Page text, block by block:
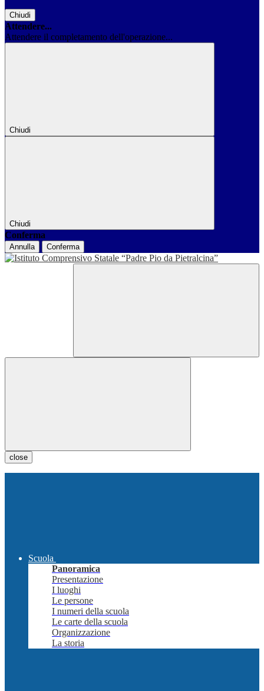
Chiudi
Attendere...
Attendere il completamento dell'operazione...
Chiudi
Chiudi
Conferma
Annulla Conferma
close
Scuola
Panoramica
Presentazione
I luoghi
Le persone
I numeri della scuola
Le carte della scuola
Organizzazione
La storia